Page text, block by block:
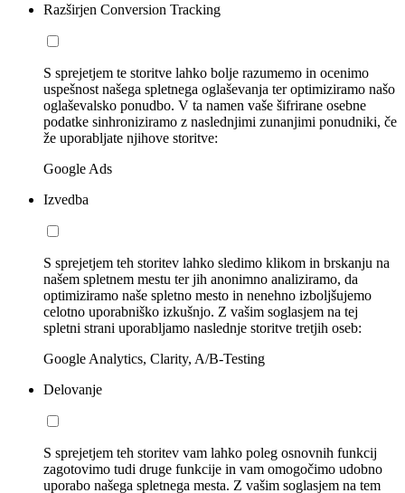
Razširjen Conversion Tracking
S sprejetjem te storitve lahko bolje razumemo in ocenimo
uspešnost našega spletnega oglaševanja ter optimiziramo našo
oglaševalsko ponudbo. V ta namen vaše šifrirane osebne
podatke sinhroniziramo z naslednjimi zunanjimi ponudniki, če
že uporabljate njihove storitve:
Google Ads
Izvedba
S sprejetjem teh storitev lahko sledimo klikom in brskanju na
našem spletnem mestu ter jih anonimno analiziramo, da
optimiziramo naše spletno mesto in nenehno izboljšujemo
celotno uporabniško izkušnjo. Z vašim soglasjem na tej
spletni strani uporabljamo naslednje storitve tretjih oseb:
Google Analytics, Clarity, A/B-Testing
Delovanje
S sprejetjem teh storitev vam lahko poleg osnovnih funkcij
zagotovimo tudi druge funkcije in vam omogočimo udobno
uporabo našega spletnega mesta. Z vašim soglasjem na tem